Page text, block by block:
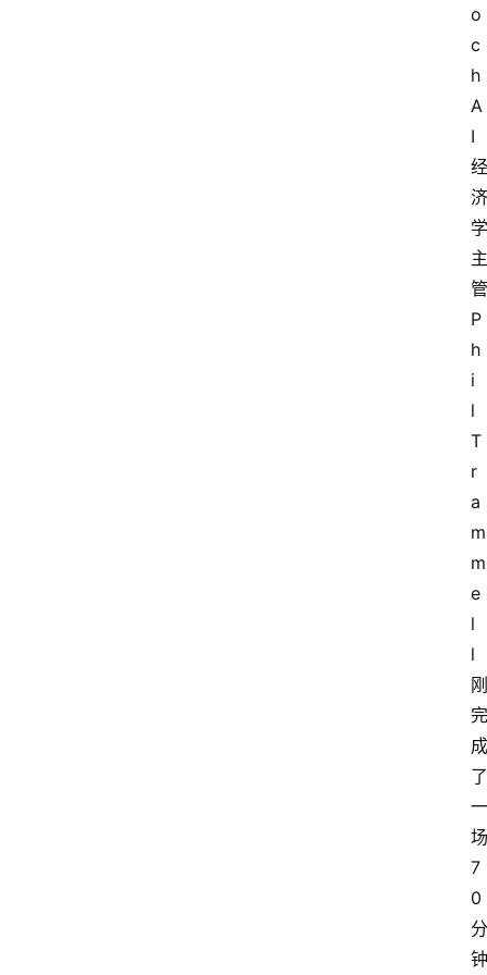
o
c
h
A
I
经
济
学
主
管
P
h
i
l
T
r
a
m
m
e
l
l
刚
完
成
了
一
场
7
0
分
钟